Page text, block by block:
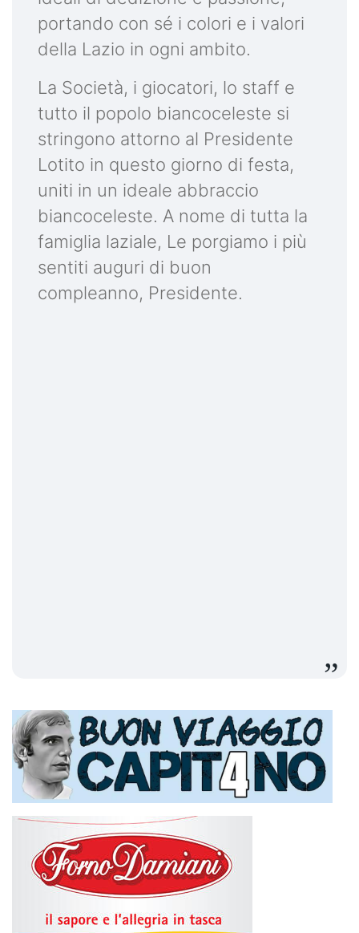
portando con sé i colori e i valori
della Lazio in ogni ambito.
La Società, i giocatori, lo staff e
tutto il popolo biancoceleste si
stringono attorno al Presidente
Lotito in questo giorno di festa,
uniti in un ideale abbraccio
biancoceleste. A nome di tutta la
famiglia laziale, Le porgiamo i più
sentiti auguri di buon
compleanno, Presidente.